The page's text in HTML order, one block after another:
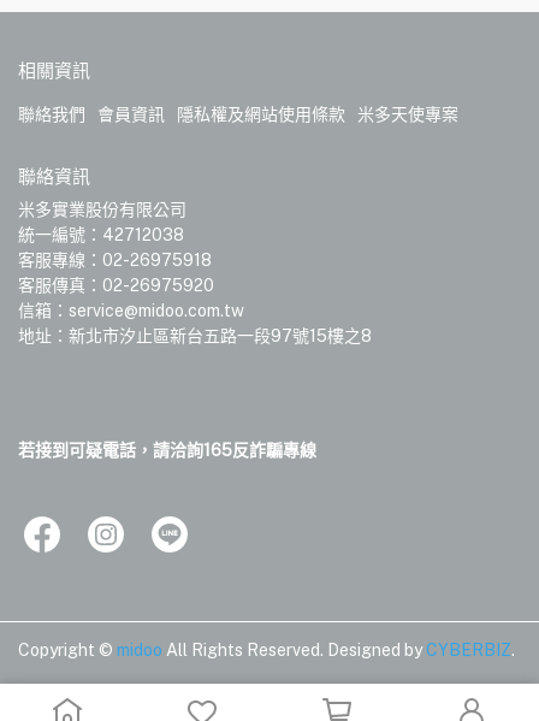
相關資訊
聯絡我們 會員資訊 隱私權及網站使用條款 米多天使專案
聯絡資訊
米多實業股份有限公司
統一編號：42712038
客服專線：02-26975918
客服傳真：02-26975920
信箱：service@midoo.com.tw
地址：新北市汐止區新台五路一段97號15樓之8
若接到可疑電話，請洽詢165反詐騙專線
Copyright © midoo All Rights Reserved. Designed byCYBERBIZ.